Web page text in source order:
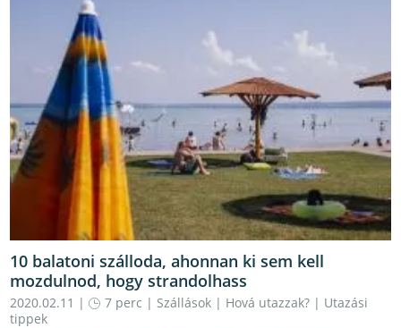
10 balatoni szálloda, ahonnan ki sem kell
mozdulnod, hogy strandolhass
2020.02.11 | 7 perc | Szállások | Hová utazzak? | Utazási
tippek